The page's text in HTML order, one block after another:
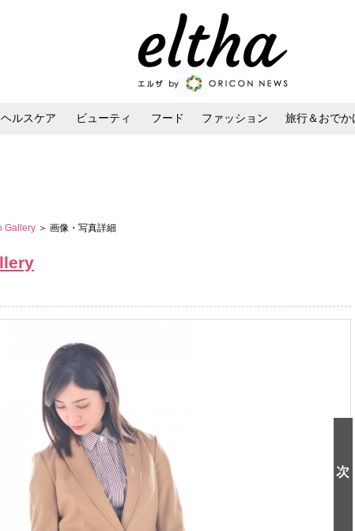
ヘルスケア ビューティ フード ファッション 旅行＆おでか
Gallery ＞ 画像・写真詳細